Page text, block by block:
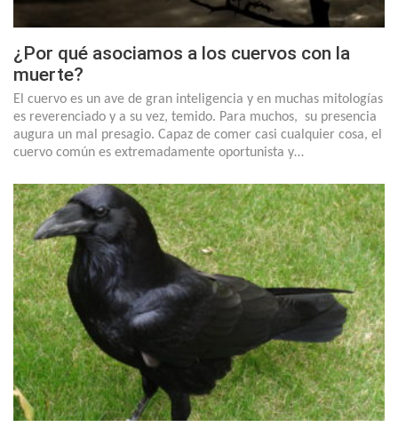
¿Por qué asociamos a los cuervos con la
muerte?
El cuervo es un ave de gran inteligencia y en muchas mitologías
es reverenciado y a su vez, temido. Para muchos, su presencia
augura un mal presagio. Capaz de comer casi cualquier cosa, el
cuervo común es extremadamente oportunista y…